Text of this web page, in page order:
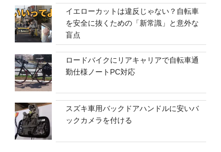
イエローカットは違反じゃない？自転車
を安全に抜くための「新常識」と意外な
盲点
ロードバイクにリアキャリアで自転車通
勤仕様ノートPC対応
スズキ車用バックドアハンドルに安いバ
ックカメラを付ける